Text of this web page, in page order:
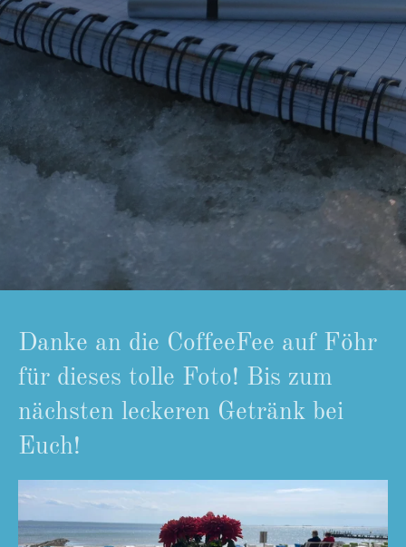
Danke an die CoffeeFee auf Föhr
für dieses tolle Foto! Bis zum
nächsten leckeren Getränk bei
Euch!